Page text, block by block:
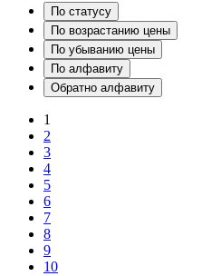
По статусу
По возрастанию цены
По убыванию цены
По алфавиту
Обратно алфавиту
1
2
3
4
5
6
7
8
9
10